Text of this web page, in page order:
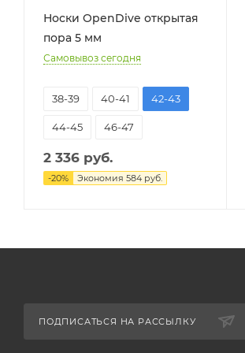
Носки OpenDive открытая
пора 5 мм
Самовывоз сегодня
38-39 40-41 42-43
44-45 46-47
2 336 руб.
-20% Экономия 584 руб.
ПОДПИСАТЬСЯ НА РАССЫЛКУ